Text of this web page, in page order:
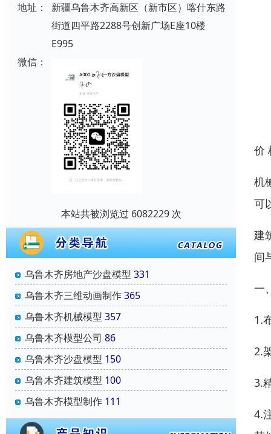
地址：
新疆乌鲁木齐高新区（新市区）喀什东路
街道四平路2288号创新广场E座10楼
E995
微信：
本站共被浏览过 6082229 次
乌鲁木齐房地产沙盘模型 331
乌鲁木齐三维动画制作365
乌鲁木齐机械模型 357
乌鲁木齐模型公司 86
乌鲁木齐沙盘模型 150
乌鲁木齐建筑模型 100
乌鲁木齐模型制作 111
价
机
可
建
间
一
1.
2.
3.
4.